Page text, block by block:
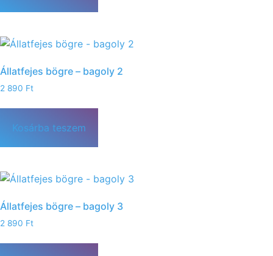
Állatfejes bögre – bagoly 2
2 890 Ft
Kosárba teszem
Állatfejes bögre – bagoly 3
2 890 Ft